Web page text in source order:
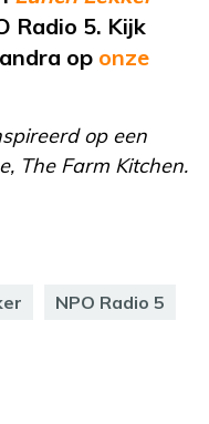
Radio 5. Kijk
op onze
op een
The Farm Kitchen.
NPO Radio 5